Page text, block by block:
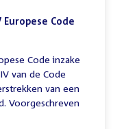
Code
Code inzake
van de Code
van een
Voorgeschreven